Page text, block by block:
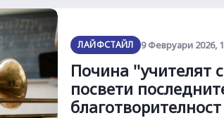
ЛАЙФСТАЙЛ 9 Февруари 2026,
Почина ''учителят
посвети